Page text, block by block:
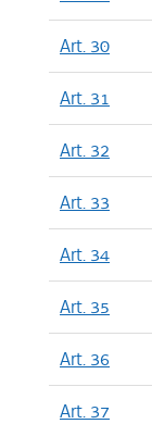
Art. 30
Art. 31
Art. 32
Art. 33
Art. 34
Art. 35
Art. 36
Art. 37